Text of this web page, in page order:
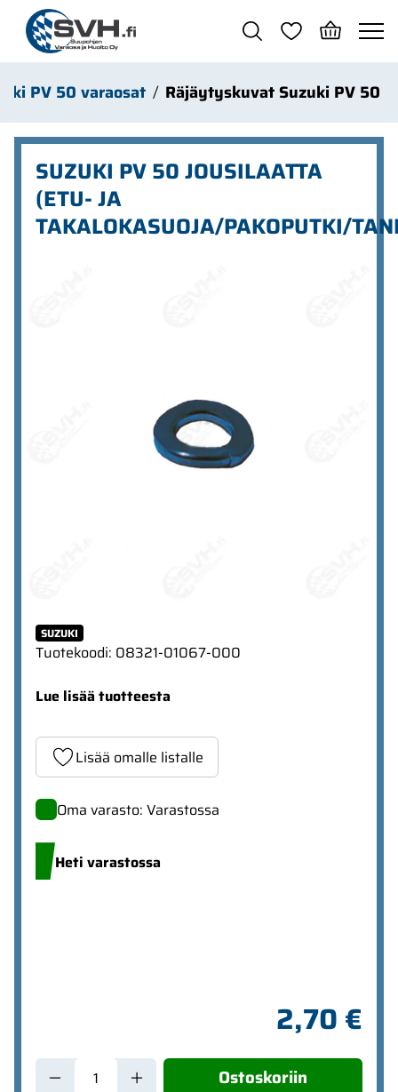
Siirry pääsisältöön
PV 50 varaosat Räjäytyskuvat Suzuki PV 50
SUZUKI PV 50 JOUSILAATTA
(ETU- JA
TAKALOKASUOJA/PAKOPUTKI/
SUZUKI
Tuotekoodi: 08321-01067-000
Lue lisää tuotteesta
Lisää omalle listalle
Oma varasto: Varastossa
Heti varastossa
2,70 €
Ostoskoriin